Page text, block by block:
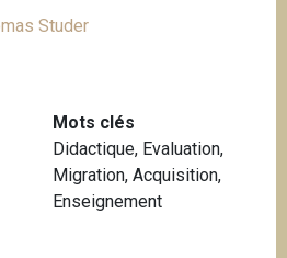
Studer
Mots clés
Didactique, Evaluation,
Migration, Acquisition,
Enseignement